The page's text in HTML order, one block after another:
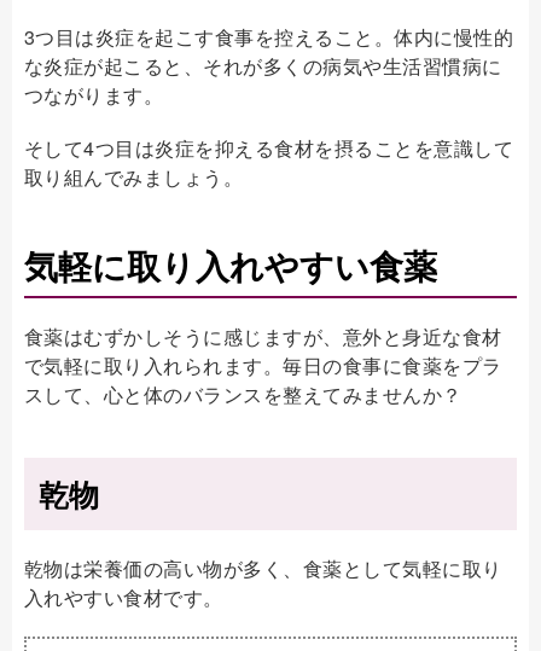
3つ目は炎症を起こす食事を控えること。体内に慢性的
な炎症が起こると、それが多くの病気や生活習慣病に
つながります。
そして4つ目は炎症を抑える食材を摂ることを意識して
取り組んでみましょう。
気軽に取り入れやすい食薬
食薬はむずかしそうに感じますが、意外と身近な食材
で気軽に取り入れられます。毎日の食事に食薬をプラ
スして、心と体のバランスを整えてみませんか？
乾物
乾物は栄養価の高い物が多く、食薬として気軽に取り
入れやすい食材です。